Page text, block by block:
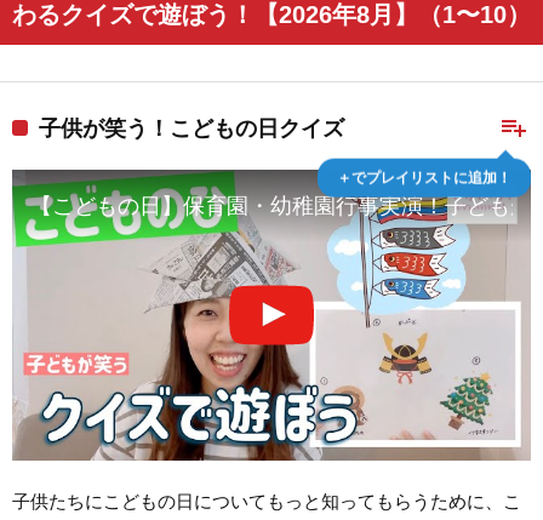
わるクイズで遊ぼう！【2026年8月】（1〜10）
playlist_add
＋でプレイリストに追加！
子供が笑う！こどもの日クイズ
【こどもの日】保育園・幼稚園行事実演！子ども
子供たちにこどもの日についてもっと知ってもらうために、こ